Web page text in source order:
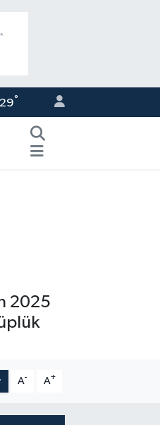
29°
2025
A- A+